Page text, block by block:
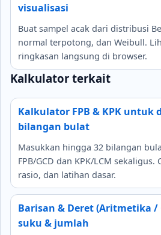
visualisasi
Buat sampel acak dari distribusi
normal terpotong, dan Weibull.
ringkasan langsung di browser.
Kalkulator terkait
Kalkulator FPB & KPK untuk
bilangan bulat
Masukkan hingga 32 bilangan
FPB/GCD dan KPK/LCM
rasio, dan latihan dasar.
Barisan & Deret (Aritmetika
suku & jumlah